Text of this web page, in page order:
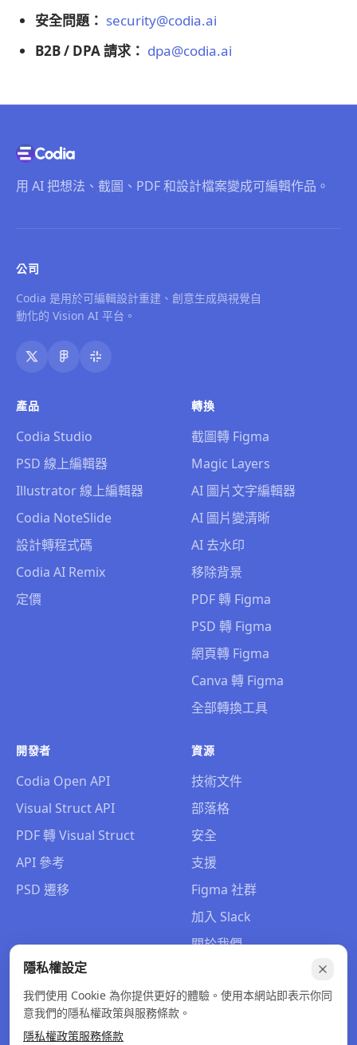
安全問題： security@codia.ai
B2B / DPA 請求： dpa@codia.ai
用 AI 把想法、截圖、PDF 和設計檔案變成可編輯作品。
公司
Codia 是用於可編輯設計重建、創意生成與視覺自
動化的 Vision AI 平台。
產品
Codia Studio
PSD 線上編輯器
Illustrator 線上編輯器
Codia NoteSlide
設計轉程式碼
Codia AI Remix
定價
轉換
截圖轉 Figma
Magic Layers
AI 圖片文字編輯器
AI 圖片變清晰
AI 去水印
移除背景
PDF 轉 Figma
PSD 轉 Figma
網頁轉 Figma
Canva 轉 Figma
全部轉換工具
開發者
Codia Open API
Visual Struct API
PDF 轉 Visual Struct
API 參考
PSD 遷移
資源
技術文件
部落格
安全
支援
Figma 社群
加入 Slack
關於我們
隱私權設定
我們使用 Cookie 為你提供更好的體驗。使用本網站即表示你同
意我們的隱私權政策與服務條款。
隱私權政策服務條款